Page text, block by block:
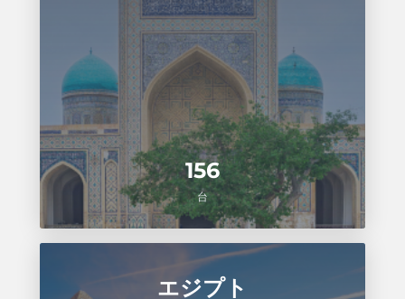
156
台
エジプト